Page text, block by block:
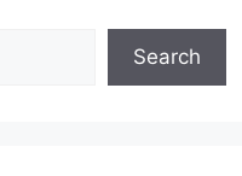
Search